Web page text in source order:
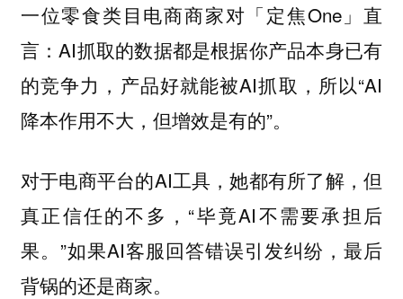
一位零食类目电商商家对「定焦One」直
言：AI抓取的数据都是根据你产品本身已有
的竞争力，产品好就能被AI抓取，所以“AI
降本作用不大，但增效是有的”。
对于电商平台的AI工具，她都有所了解，但
真正信任的不多，“毕竟AI不需要承担后
果。”如果AI客服回答错误引发纠纷，最后
背锅的还是商家。